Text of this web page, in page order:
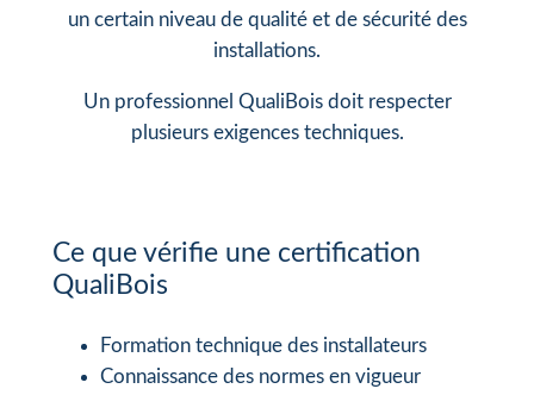
un certain niveau de qualité et de sécurité des
installations.
Un professionnel QualiBois doit respecter
plusieurs exigences techniques.
Ce que vérifie une certification
QualiBois
Formation technique des installateurs
Connaissance des normes en vigueur